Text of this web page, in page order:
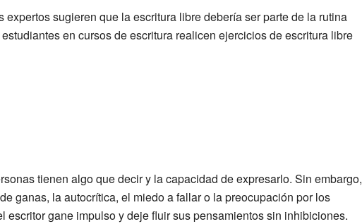
expertos sugieren que la escritura libre debería ser parte de la rutina
en cursos de escritura realicen ejercicios de escritura libre
tienen algo que decir y la capacidad de expresarlo. Sin embargo,
ganas, la autocrítica, el miedo a fallar o la preocupación por los
gane impulso y deje fluir sus pensamientos sin inhibiciones.